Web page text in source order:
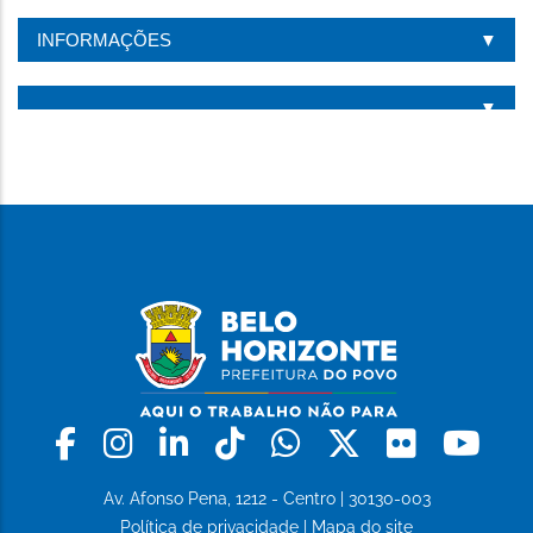
INFORMAÇÕES
Facebook
Instagram
LinkedinTiktokWhatsapp
X Flickr
Av. Afonso Pena, 1212 - Centro | 30130-003
Política de privacidade
Mapa do site